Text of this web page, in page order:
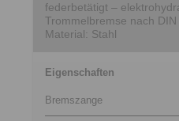
federbetätigt –
Trommelbremse nach DIN
Material: Stahl
Eigenschaften
Bremszange